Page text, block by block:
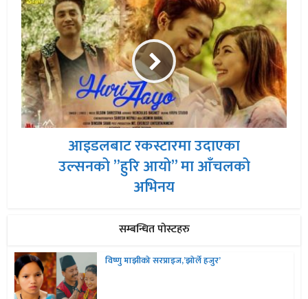
आइडलबाट रकस्टारमा उदाएका
उल्सनको ”हुरि आयो” मा आँचलको
अभिनय
सम्बन्धित पोस्टहरु
विष्णु माझीको सरप्राइज,’झोर्ले हजुर’